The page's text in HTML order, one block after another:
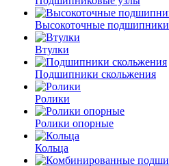
Высокоточные подшипники
Втулки
Подшипники скольжения
Ролики
Ролики опорные
Кольца